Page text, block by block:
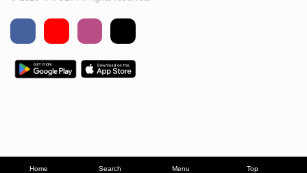
Home Search Menu Top